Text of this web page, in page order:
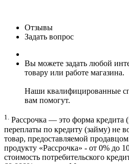
Отзывы
Задать вопрос
Вы можете задать любой
товару или работе магазина.
Наши квалифицированные
вам помогут.
1. Рассрочка — это форма кредита
переплаты по кредиту (займу) не
товар, предоставляемой
продукту «Рассрочка» - от 0% до
стоимость потребительского